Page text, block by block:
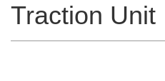
Traction Unit